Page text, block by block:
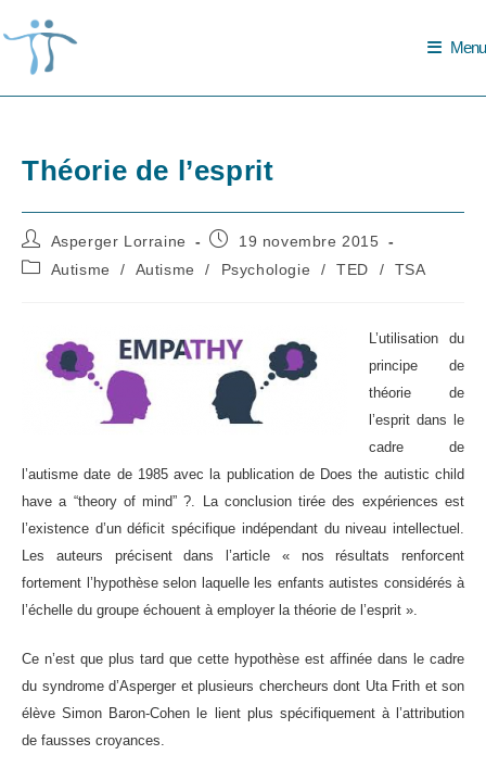
to
content
Menu
Théorie de l’esprit
Auteur/autrice
de
la
Asperger Lorraine
Publication
19 novembre 2015
PostAutisme / Autisme / Psychologie / TED / TSA
L’utilisation du
principe de
théorie de
l’esprit dans le
cadre de
l’autisme date de 1985 avec la publication de Does the autistic child
have a “theory of mind” ?. La conclusion tirée des expériences est
l’existence d’un déficit spécifique indépendant du niveau intellectuel.
Les auteurs précisent dans l’article « nos résultats renforcent
fortement l’hypothèse selon laquelle les enfants autistes considérés à
l’échelle du groupe échouent à employer la théorie de l’esprit ».
Ce n’est que plus tard que cette hypothèse est affinée dans le cadre
du syndrome d’Asperger et plusieurs chercheurs dont Uta Frith et son
élève Simon Baron-Cohen le lient plus spécifiquement à l’attribution
de fausses croyances.